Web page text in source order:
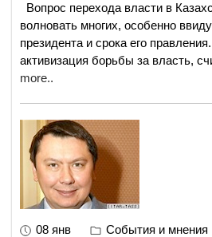
Вопрос перехода власти в
волновать многих, особенно
президента и срока его
активизация борьбы за власть,
more..
08 янв События и мнения